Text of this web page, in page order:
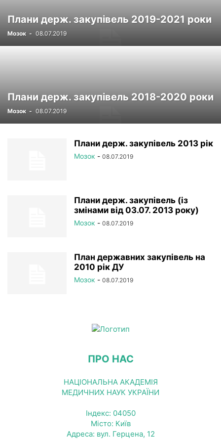
ФОТОРЕПОРТАЖ ЦІКАВІ ПРОФЕСІЙНІ ВИПАДКИ
Плани держ. закупівель 2019-2021 роки
Мозок - 08.07.2019
Плани держ. закупівель 2018-2020 роки
Мозок - 08.07.2019
Плани держ. закупівель 2013 рік
Мозок - 08.07.2019
Плани держ. закупівель (із
змінами від 03.07. 2013 року)
Мозок - 08.07.2019
План державних закупівель на
2010 рік ДУ
Мозок - 08.07.2019
ПРО НАС
НАЦІОНАЛЬНА АКАДЕМІЯ
МЕДИЧНИХ НАУК УКРАЇНИ
Індекс: 04050
Місто: Київ
Адреса: вул. Герцена, 12